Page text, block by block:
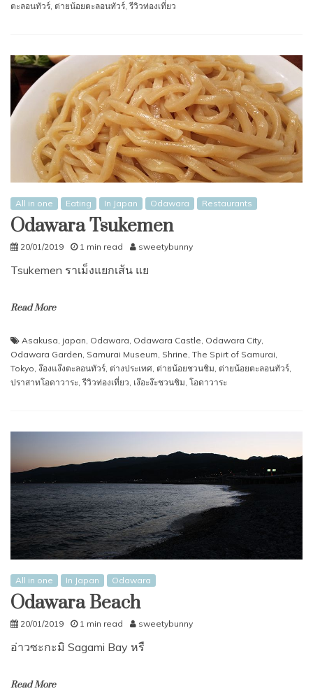
ตะลอนทัวร์, ต่ายน้อยตะลอนทัวร์,รีวิวท่องเที่ยว
All in one Eating In Japan Odawara Restaurants
Odawara Tsukemen
20/01/2019 1 min read sweetybunny
Tsukemen ราเม็งแยกเส้น แย
Read More
Asakusa, japan, Odawara, Odawara Castle, Odawara City,
Odawara Garden, Samurai Museum, Shrine, The Spirt of Samurai,
Tokyo, ง๊องแง๊งตะลอนทัวร์, ต่างประเทศ, ต่ายน้อยชวนชิม, ต่ายน้อยตะลอนทัวร์,
ปราสาทโอดาวาระ,รีวิวท่องเที่ยว, เง๊อะง๊ะชวนชิม, โอดาวาระ
All in one In Japan Odawara
Odawara Beach
20/01/2019 1 min read sweetybunny
อ่าวซะกะมิ Sagami Bay หรื
Read More